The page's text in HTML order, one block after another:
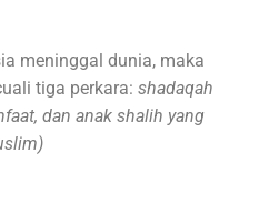
meninggal dunia, maka
tiga perkara: shadaqah
dan anak shalih yang